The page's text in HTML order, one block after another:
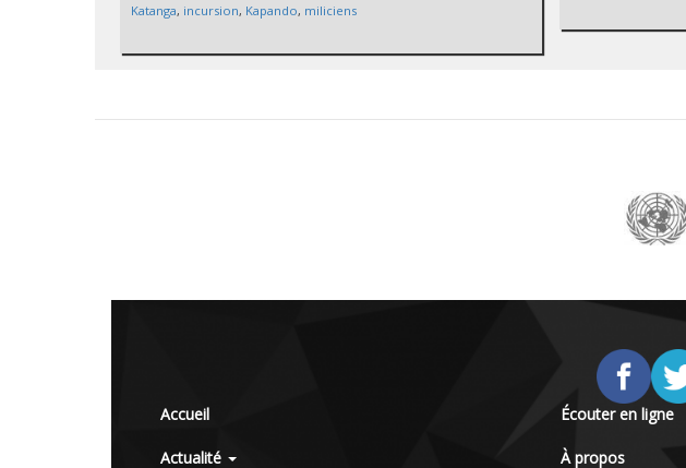
Katanga, incursion, Kapando, miliciens
Accueil
Actualité
Écouter en ligne
À propos